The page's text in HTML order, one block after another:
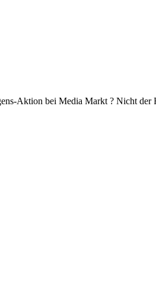
Aktion bei Media Markt ? Nicht